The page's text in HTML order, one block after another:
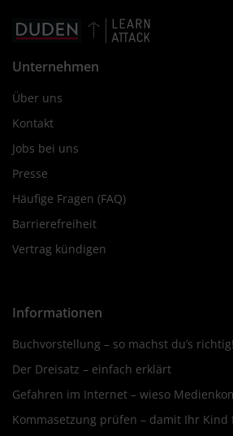
Unternehmen
Über uns
Kontakt
Jobs bei uns
Presse
Häufige Fragen (FAQ)
Barrierefreiheit
Vertrag kündigen
Informationen
Buchvorstellung – so machst du’s richtig!
Der Dreisatz – einfach erklärt
Gefahren im Internet – wieso
Kommasetzung prüfen – damit Ihr